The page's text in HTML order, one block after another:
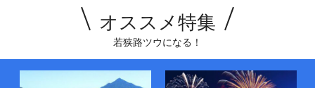
オススメ特集
若狭路ツウになる！